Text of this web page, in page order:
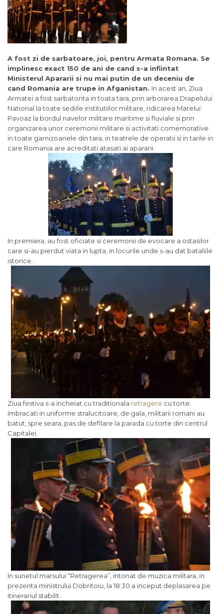
A fost zi de sarbatoare, joi, pentru Armata Romana. Se
implinesc exact 150 de ani de cand s-a infiintat
Ministerul Apararii si nu mai putin de un deceniu de
cand Romania are trupe in Afganistan. In acest an, Ziua
Armatei a fost sarbatorita in toata tara, prin arborarea Drapelului
National la toate sediile institutiilor militare, ridicarea Marelui
Pavoaz la bordul navelor militare maritime si fluviale si prin
organizarea unor ceremonii militare si activitati comemorative
in toate garnizoanele din tara, in teatrele de operatii si in tarile in
care Romania are acreditati atasati ai apararii.
In premiera, au fost oficiate si ceremonii de evocare a ostasilor
care si-au pierdut viata in lupta, in locurile unde s-au dat bataliile
istorice.
Ziua festiva s-a incheiat cu traditionala retragere cu torte.
Imbracati in uniforme stralucitoare, de gala, militarii romani au
batut, spre seara, pas de defilare la parada cu torte din centrul
Capitalei.
In sunetul marsului “Retragerea”, intonat de muzica militara, in
prezenta ministrului Dobritoiu, la 18:30 a inceput deplasarea pe
itinerariul stabilit.